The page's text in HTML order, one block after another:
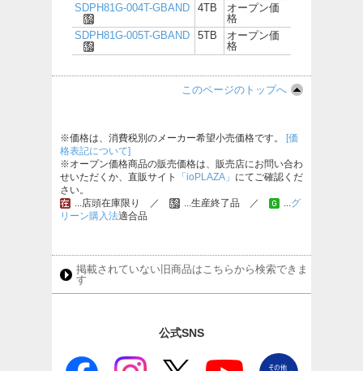
SDPH81G-004T-GBAND
4TB
オープン価
格
SDPH81G-005T-GBAND
5TB
オープン価
格
このページのトップへ
※価格は、消費税別のメーカー希望小売価格です。
[価
格表記について]
※オープン価格商品の販売価格は、販売店にお問い合わ
せいただくか、直販サイト
「ioPLAZA」 にてご確認くだ
さい。
...店頭在庫限り ／
...生産終了品 ／ ...グ
リーン購入法適合品
掲載されていない旧商品はこちらから検索できま
す
公式SNS